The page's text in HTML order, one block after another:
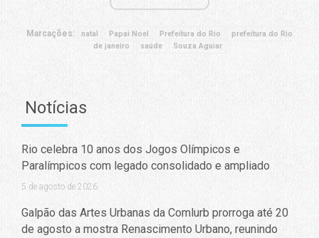
Marcações: natal Papai Noel Prefeitura do Rio
prefeitura do Rio
de janeiro
saúde Souza Aguiar
Notícias
Rio celebra 10 anos dos Jogos Olímpicos e
Paralímpicos com legado consolidado e ampliado
5 de agosto de 2026
Galpão das Artes Urbanas da Comlurb prorroga até 20
de agosto a mostra Renascimento Urbano, reunindo